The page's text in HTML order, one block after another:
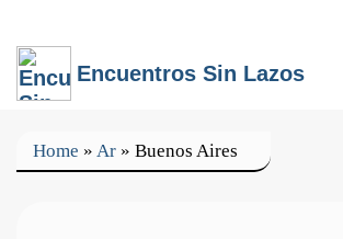
Encuentros Sin Lazos
Home » Ar » Buenos Aires